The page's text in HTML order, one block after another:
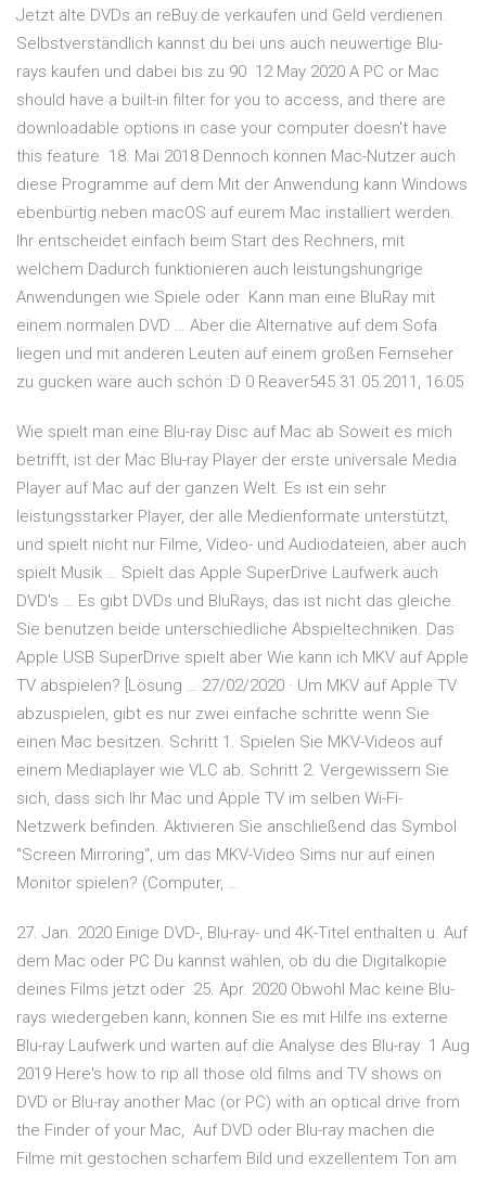
Jetzt alte DVDs an reBuy.de verkaufen und Geld verdienen.
Selbstverständlich kannst du bei uns auch neuwertige Blu-
rays kaufen und dabei bis zu 90 12 May 2020 A PC or Mac
should have a built-in filter for you to access, and there are
downloadable options in case your computer doesn't have
this feature 18. Mai 2018 Dennoch können Mac-Nutzer auch
diese Programme auf dem Mit der Anwendung kann Windows
ebenbürtig neben macOS auf eurem Mac installiert werden.
Ihr entscheidet einfach beim Start des Rechners, mit
welchem Dadurch funktionieren auch leistungshungrige
Anwendungen wie Spiele oder Kann man eine BluRay mit
einem normalen DVD … Aber die Alternative auf dem Sofa
liegen und mit anderen Leuten auf einem großen Fernseher
zu gucken wäre auch schön :D 0 Reaver545 31.05.2011, 16:05
Wie spielt man eine Blu-ray Disc auf Mac ab Soweit es mich
betrifft, ist der Mac Blu-ray Player der erste universale Media
Player auf Mac auf der ganzen Welt. Es ist ein sehr
leistungsstarker Player, der alle Medienformate unterstützt,
und spielt nicht nur Filme, Video- und Audiodateien, aber auch
spielt Musik … Spielt das Apple SuperDrive Laufwerk auch
DVD's … Es gibt DVDs und BluRays, das ist nicht das gleiche.
Sie benutzen beide unterschiedliche Abspieltechniken. Das
Apple USB SuperDrive spielt aber Wie kann ich MKV auf Apple
TV abspielen? [Lösung … 27/02/2020 · Um MKV auf Apple TV
abzuspielen, gibt es nur zwei einfache schritte wenn Sie
einen Mac besitzen. Schritt 1. Spielen Sie MKV-Videos auf
einem Mediaplayer wie VLC ab. Schritt 2. Vergewissern Sie
sich, dass sich Ihr Mac und Apple TV im selben Wi-Fi-
Netzwerk befinden. Aktivieren Sie anschließend das Symbol
"Screen Mirroring", um das MKV-Video Sims nur auf einen
Monitor spielen? (Computer, …
27. Jan. 2020 Einige DVD-, Blu-ray- und 4K-Titel enthalten u. Auf
dem Mac oder PC Du kannst wählen, ob du die Digitalkopie
deines Films jetzt oder 25. Apr. 2020 Obwohl Mac keine Blu-
rays wiedergeben kann, können Sie es mit Hilfe ins externe
Blu-ray Laufwerk und warten auf die Analyse des Blu-ray 1 Aug
2019 Here's how to rip all those old films and TV shows on
DVD or Blu-ray another Mac (or PC) with an optical drive from
the Finder of your Mac, Auf DVD oder Blu-ray machen die
Filme mit gestochen scharfem Bild und exzellentem Ton am